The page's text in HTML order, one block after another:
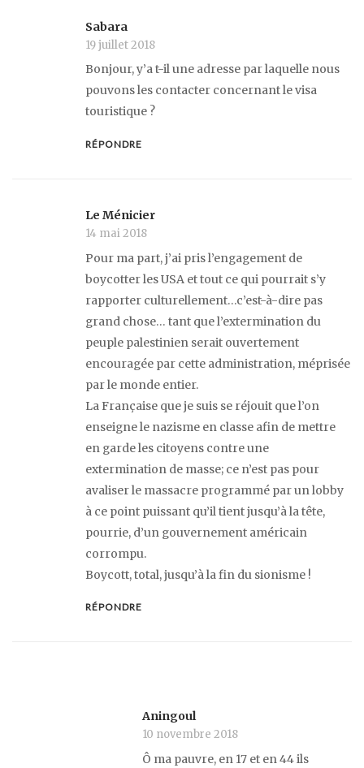
Sabara
19 juillet 2018
Bonjour, y’a t-il une adresse par laquelle nous
pouvons les contacter concernant le visa
touristique ?
RÉPONDRE
Le Ménicier
14 mai 2018
Pour ma part, j’ai pris l’engagement de
boycotter les USA et tout ce qui pourrait s’y
rapporter culturellement…c’est-à-dire pas
grand chose… tant que l’extermination du
peuple palestinien serait ouvertement
encouragée par cette administration, méprisée
par le monde entier.
La Française que je suis se réjouit que l’on
enseigne le nazisme en classe afin de mettre
en garde les citoyens contre une
extermination de masse; ce n’est pas pour
avaliser le massacre programmé par un lobby
à ce point puissant qu’il tient jusqu’à la tête,
pourrie, d’un gouvernement américain
corrompu.
Boycott, total, jusqu’à la fin du sionisme !
RÉPONDRE
Aningoul
10 novembre 2018
Ô ma pauvre, en 17 et en 44 ils